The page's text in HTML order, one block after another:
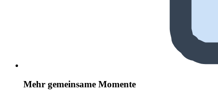
Mehr gemeinsame Momente